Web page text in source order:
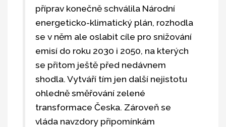
příprav konečně schválila Národní
energeticko-klimatický plán, rozhodla
se v něm ale oslabit cíle pro snižování
emisí do roku 2030 i 2050, na kterých
se přitom ještě před nedávnem
shodla. Vytváří tím jen další nejistotu
ohledně směřování zelené
transformace Česka. Zároveň se
vláda navzdory připomínkám